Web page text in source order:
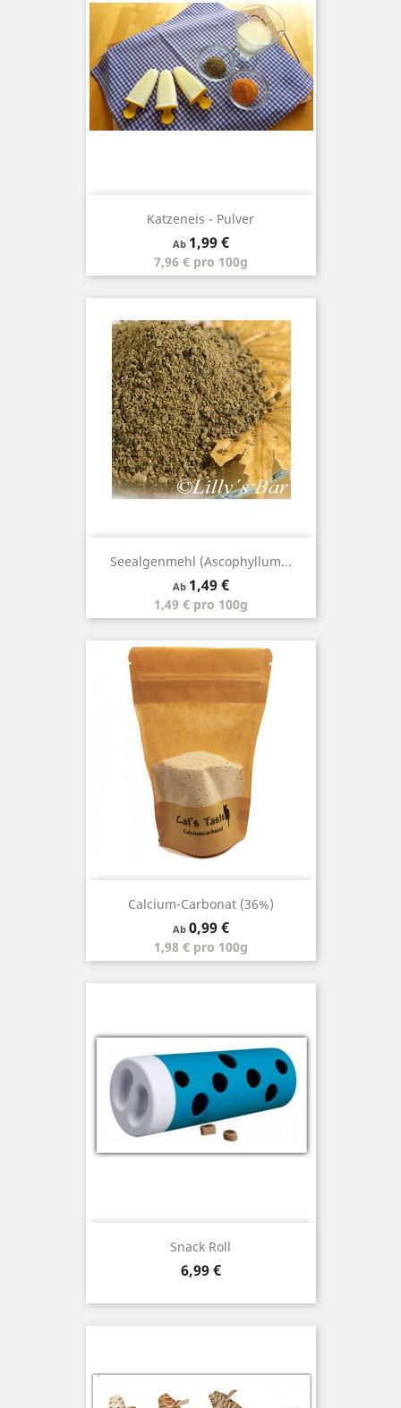
Katzeneis - Pulver
Ab Preis
1,99 €
7,96 € pro 100g
Seealgenmehl (Ascophyllum...
Ab Preis
1,49 €
1,49 € pro 100g
Calcium-Carbonat (36%)
Ab Preis
0,99 €
1,98 € pro 100g
Snack Roll
Preis
6,99 €